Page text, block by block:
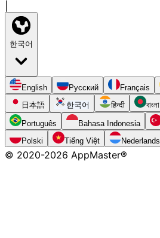
한국어
English Русский Français
日本語
한국어 हिन्दी বাংলা
Português Bahasa Indonesia
Polski
Tiếng Việt Nederlands
© 2020-2026 AppMaster®